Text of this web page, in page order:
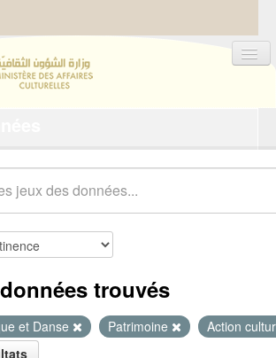
trouvés
et Danse Patrimoine
Action